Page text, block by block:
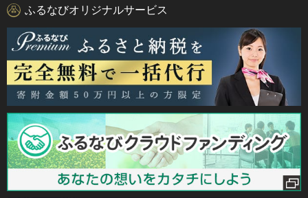
ふるなびオリジナルサービス